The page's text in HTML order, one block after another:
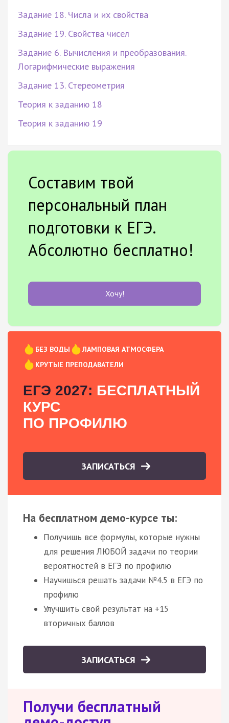
Задание 18. Числа и их свойства
Задание 19. Свойства чисел
Задание 6. Вычисления и преобразования.
Логарифмические выражения
Задание 13. Стереометрия
Теория к заданию 18
Теория к заданию 19
Составим твой
персональный план
подготовки к ЕГЭ.
Абсолютно бесплатно!
Хочу!
БЕЗ ВОДЫ
ЛАМПОВАЯ АТМОСФЕРА
КРУТЫЕ ПРЕПОДАВАТЕЛИ
ЕГЭ 2027: БЕСПЛАТНЫЙ
КУРС
ПО ПРОФИЛЮ
ЗАПИСАТЬСЯ
На бесплатном демо-курсе ты:
Получишь все формулы, которые нужны
для решения ЛЮБОЙ задачи по теории
вероятностей в ЕГЭ по профилю
Научишься решать задачи №4.5 в ЕГЭ по
профилю
Улучшить свой результат на +15
вторичных баллов
ЗАПИСАТЬСЯ
Получи бесплатный